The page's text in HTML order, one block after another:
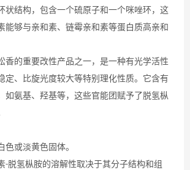
状结构，包含一个硫原子和一个咪唑环，这
能够与亲和素、链霉亲和素等蛋白质高亲和
香的重要改性产品之一，是一种有光学活性
定、比旋光度较大等特别理化性质。它含有
如氨基、羟基等，这些官能团赋予了脱氢枞
色或淡黄色固体。
-脱氢枞胺的溶解性取决于其分子结构和组